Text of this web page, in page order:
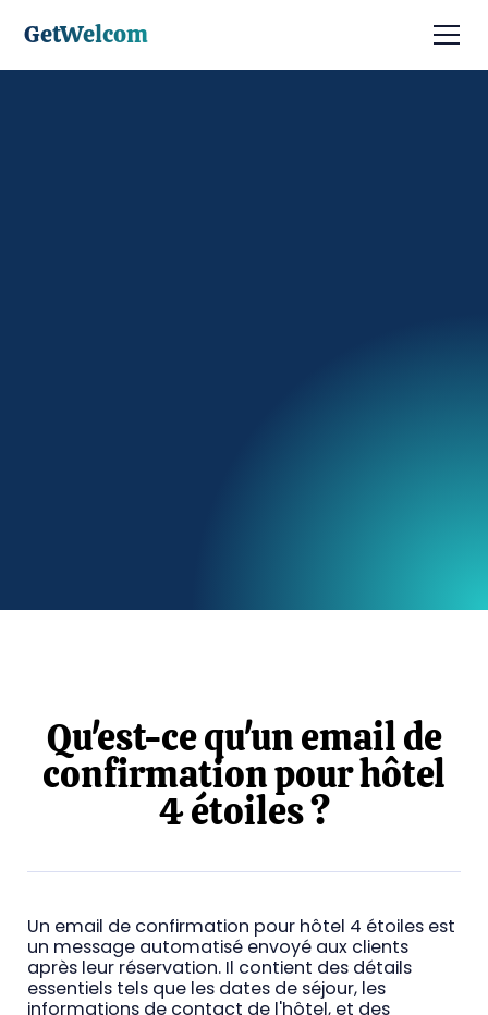
GetWelcom
Qu'est-ce qu'un email de
confirmation pour hôtel
4 étoiles ?
Un email de confirmation pour hôtel 4 étoiles est
un message automatisé envoyé aux clients
après leur réservation. Il contient des détails
essentiels tels que les dates de séjour, les
informations de contact de l'hôtel, et des